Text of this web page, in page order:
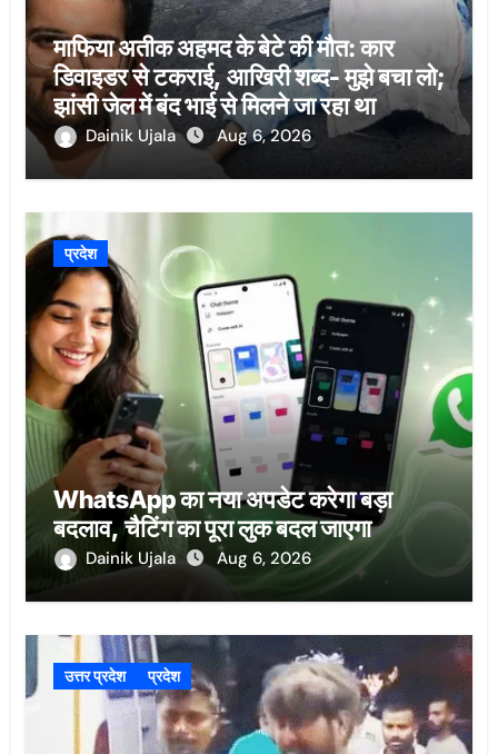
माफिया अतीक अहमद के बेटे की मौत: कार
डिवाइडर से टकराई, आखिरी शब्द- मुझे बचा लो;
झांसी जेल में बंद भाई से मिलने जा रहा था
Dainik Ujala Aug 6, 2026
प्रदेश
WhatsApp का नया अपडेट करेगा बड़ा
बदलाव, चैटिंग का पूरा लुक बदल जाएगा
Dainik Ujala Aug 6, 2026
उत्तर प्रदेश प्रदेश